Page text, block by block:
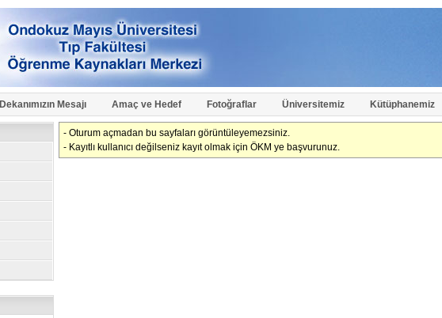
Dekanımızın Mesajı Amaç ve Hedef Fotoğraflar Üniversitemiz Kütüphanemiz
- Oturum açmadan bu sayfaları görüntüleyemezsiniz.
- Kayıtlı kullanıcı değilseniz kayıt olmak için ÖKM ye başvurunuz.